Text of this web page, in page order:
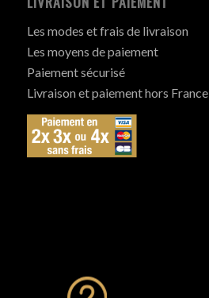
Les modes et frais de livraison
Les moyens de paiement
Paiement sécurisé
Livraison et paiement hors France